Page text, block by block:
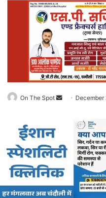
On The Spot
Send
email